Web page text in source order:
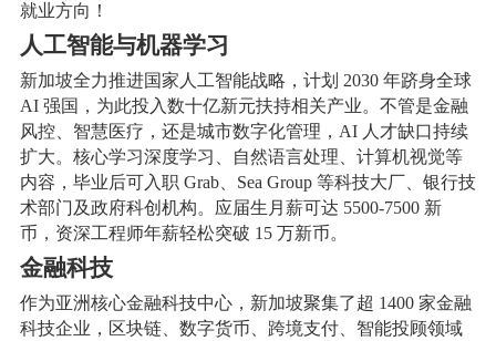
就业方向！
人工智能与机器学习
新加坡全力推进国家人工智能战略，计划 2030 年跻身全球
AI 强国，为此投入数十亿新元扶持相关产业。不管是金融
风控、智慧医疗，还是城市数字化管理，AI 人才缺口持续
扩大。核心学习深度学习、自然语言处理、计算机视觉等
内容，毕业后可入职 Grab、Sea Group 等科技大厂、银行技
术部门及政府科创机构。应届生月薪可达 5500-7500 新
币，资深工程师年薪轻松突破 15 万新币。
金融科技
作为亚洲核心金融科技中心，新加坡聚集了超 1400 家金融
科技企业，区块链、数字货币、跨境支付、智能投顾领域